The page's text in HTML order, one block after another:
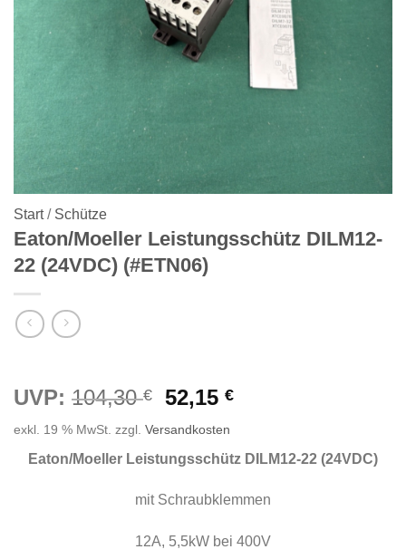
Start / Schütze
Eaton/Moeller Leistungsschütz DILM12-
22 (24VDC) (#ETN06)
UVP: 104,30€
Ursprünglicher
war:
104,30 €
52,15€Aktueller
52,15 €.
exkl. 19 % MwSt. zzgl. Versandkosten
Eaton/Moeller Leistungsschütz DILM12-22 (24VDC)
mit Schraubklemmen
12A, 5,5kW bei 400V